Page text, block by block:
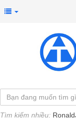
Tìm kiếm nhiều: